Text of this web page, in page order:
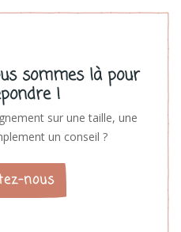
sommes là pour
!
sur une taille, une
un conseil ?
nous